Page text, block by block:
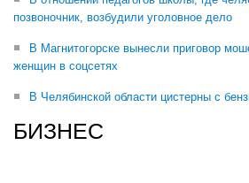
позвоночник, возбудили уголовное дело
В Магнитогорске вынесли приговор
женщин в соцсетях
В Челябинской области цистерны с
БИЗНЕС